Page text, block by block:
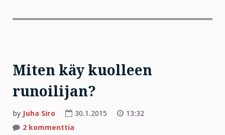
Miten käy kuolleen
runoilijan?
by Juha Siro 30.1.2015
13:32
2 kommenttia